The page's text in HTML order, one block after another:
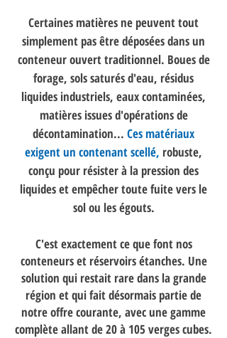
Certaines matières ne peuvent tout
simplement pas être déposées dans un
conteneur ouvert traditionnel. Boues de
forage, sols saturés d'eau, résidus
liquides industriels, eaux contaminées,
matières issues d'opérations de
décontamination... Ces matériaux
exigent un contenant scellé, robuste,
conçu pour résister à la pression des
liquides et empêcher toute fuite vers le
sol ou les égouts.
C'est exactement ce que font nos
conteneurs et réservoirs étanches. Une
solution qui restait rare dans la grande
région et qui fait désormais partie de
notre offre courante, avec une gamme
complète allant de 20 à 105 verges cubes.